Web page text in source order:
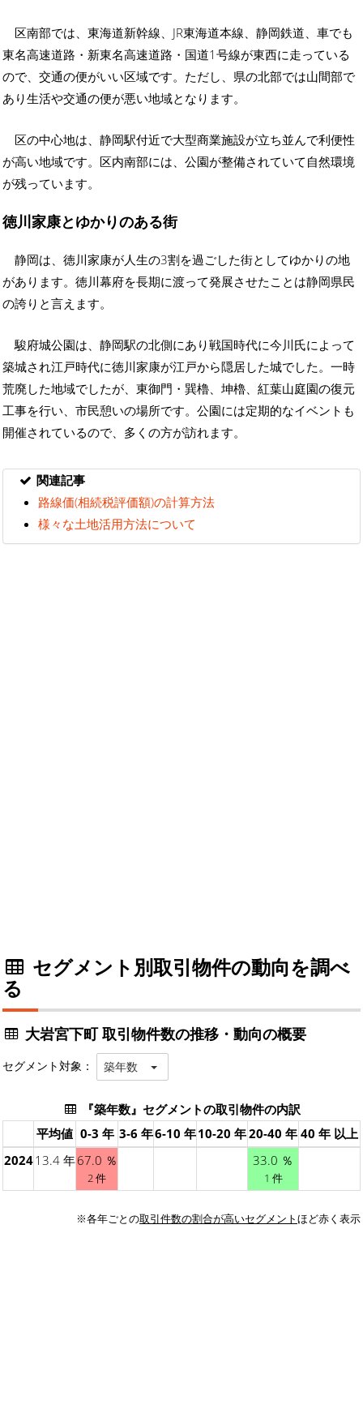
区南部では、東海道新幹線、JR東海道本線、静岡鉄道、車でも
東名高速道路・新東名高速道路・国道1号線が東西に走っている
ので、交通の便がいい区域です。ただし、県の北部では山間部で
あり生活や交通の便が悪い地域となります。
区の中心地は、静岡駅付近で大型商業施設が立ち並んで利便性
が高い地域です。区内南部には、公園が整備されていて自然環境
が残っています。
徳川家康とゆかりのある街
静岡は、徳川家康が人生の3割を過ごした街としてゆかりの地
があります。徳川幕府を長期に渡って発展させたことは静岡県民
の誇りと言えます。
駿府城公園は、静岡駅の北側にあり戦国時代に今川氏によって
築城され江戸時代に徳川家康が江戸から隠居した城でした。一時
荒廃した地域でしたが、東御門・巽櫓、坤櫓、紅葉山庭園の復元
工事を行い、市民憩いの場所です。公園には定期的なイベントも
開催されているので、多くの方が訪れます。
関連記事
路線価(相続税評価額)の計算方法
様々な土地活用方法について
セグメント別取引物件の動向を調べ
る
大岩宮下町 取引物件数の推移・動向の概要
セグメント対象： 築年数
『築年数』セグメントの取引物件の内訳
平均値 0-3 年 3-6 年6-10 年10-20 年20-40 年 40 年 以上
202413.4 年67.0 ％
2 件
33.0 ％
1 件
※各年ごとの取引件数の割合が高いセグメントほど赤く表示